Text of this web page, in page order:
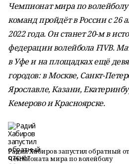
Чемпионат мира по
команд пройдёт в России с 26
2022 года. Он станет 20-м в
федерации волейбола FIVB.
в Уфе и на площадках ещё
городов: в Москве, Санкт-
Ярославле, Казани,
Кемерово и Красноярске.
Радий Хабиров запустил обратный
Чемпионата мира по волейболу